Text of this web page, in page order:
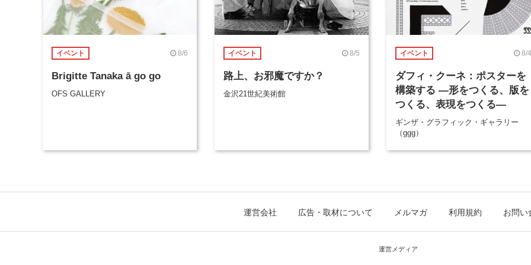
イベント 8/6
Brigitte Tanaka ā go go
OFS GALLERY
イベント 8/5
路上、お邪魔ですか？
金沢21世紀美術館
イベント 8/4
ダフィ・クーネ：ポスターを
構築する ―形をつくる、版を
つくる、表現をつくる―
ギンザ・グラフィック・ギャラリー
（ggg）
運営会社 広告・取材について メルマガ 利用規約 お問い
運営メディア